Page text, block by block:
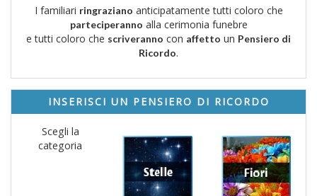
I familiari ringraziano anticipatamente tutti coloro che
parteciperanno alla cerimonia funebre
e tutti coloro che scriveranno con affetto un Pensiero di
Ricordo.
INSERISCI UN PENSIERO DI RICORDO
Scegli la
categoria